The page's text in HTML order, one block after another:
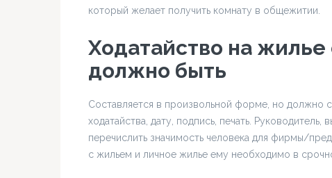
который желает получить комнату в общежитии.
Ходатайство на
должно быть
Составляется в произвольной форме, но должно
ходатайства, дату, подпись, печать.
перечислить значимость человека для фирмы/
с жильем и личное жилье ему необходимо в